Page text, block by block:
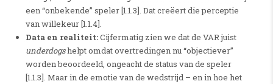
een “onbekende” speler [1.1.3]. Dat creëert die perceptie
van willekeur [1.1.4].
Data en realiteit:Cijfermatig zien we dat de VAR juist
underdogshelpt omdat overtredingen nu “objectiever”
worden beoordeeld, ongeacht de status van de speler
[1.1.3]. Maar in de emotie van de wedstrijd – en in hoe het